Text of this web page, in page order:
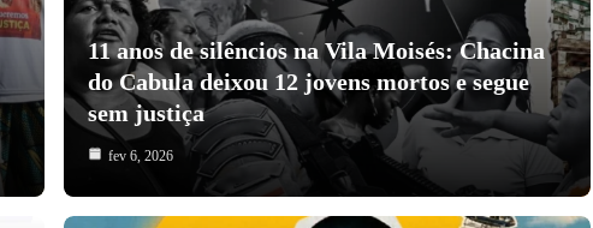
11 anos de silêncios na Vila Moisés: Chacina
do Cabula deixou 12 jovens mortos e segue
sem justiça
fev 6, 2026